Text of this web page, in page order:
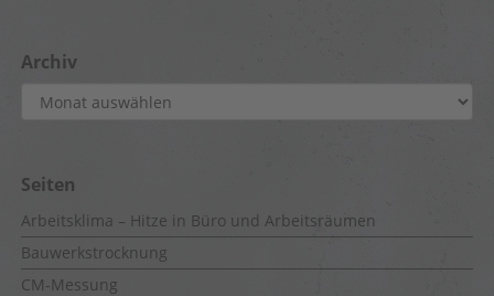
Archiv
Archiv
Seiten
Arbeitsklima – Hitze in Büro und Arbeitsräumen
Bauwerkstrocknung
CM-Messung